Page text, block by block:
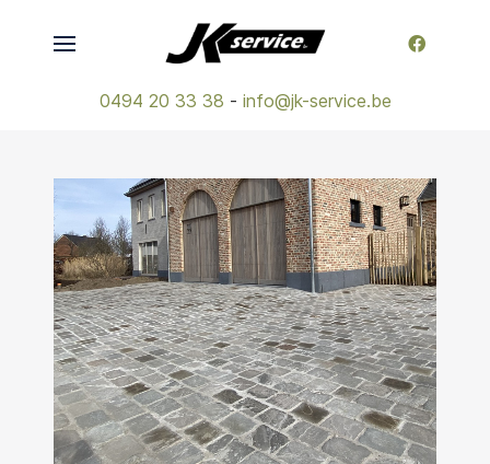
0494 20 33 38 - info@jk-service.be